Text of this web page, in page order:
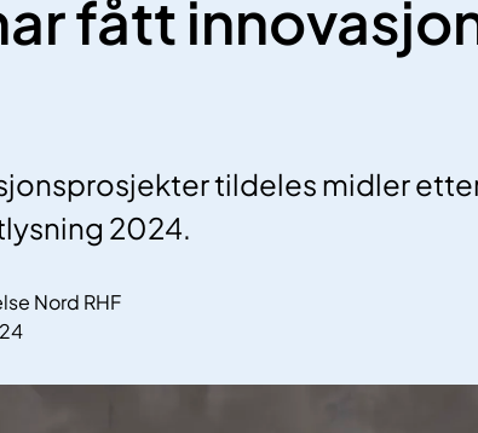
fått
tildeles midler
2024.
Nord RHF